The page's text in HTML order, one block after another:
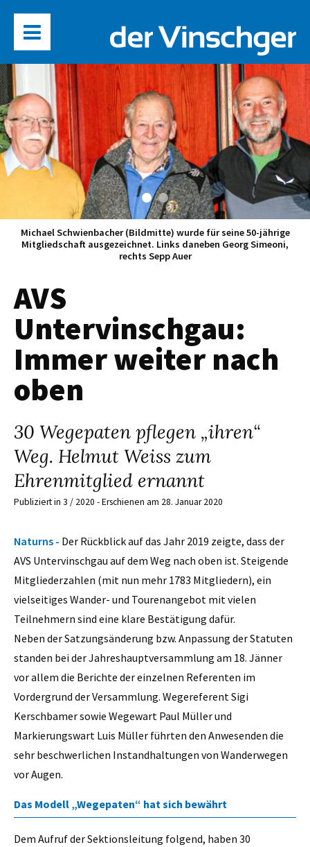
Michael Schwienbacher (Bildmitte) wurde für seine 50-jährige
Mitgliedschaft ausgezeichnet. Links daneben Georg Simeoni,
rechts Sepp Auer
AVS
Untervinschgau:
Immer weiter nach
oben
30 Wegepaten pflegen „ihren“
Weg. Helmut Weiss zum
Ehrenmitglied ernannt
Publiziert in 3 / 2020 - Erschienen am 28. Januar 2020
Naturns - Der Rückblick auf das Jahr 2019 zeigte, dass der
AVS Untervinschgau auf dem Weg nach oben ist. Steigende
Mitgliederzahlen (mit nun mehr 1783 Mitgliedern), ein
vielseitiges Wander- und Tourenangebot mit vielen
Teilnehmern sind eine klare Bestätigung dafür.
Neben der Satzungsänderung bzw. Anpassung der Statuten
standen bei der Jahreshauptversammlung am 18. Jänner
vor allem die Berichte der einzelnen Referenten im
Vordergrund der Versammlung. Wegereferent Sigi
Kerschbamer sowie Wegewart Paul Müller und
Markierungswart Luis Müller führten den Anwesenden die
sehr beschwerlichen Instandhaltungen von Wanderwegen
vor Augen.
Das Modell „Wegepaten“ hat sich bewährt
Dem Aufruf der Sektionsleitung folgend, haben 30